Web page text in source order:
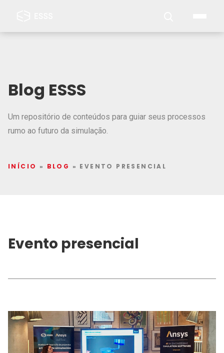
Blog ESSS
Um repositório de conteúdos para guiar seus processos
rumo ao futuro da simulação.
INÍCIO » BLOG » EVENTO PRESENCIAL
Evento presencial